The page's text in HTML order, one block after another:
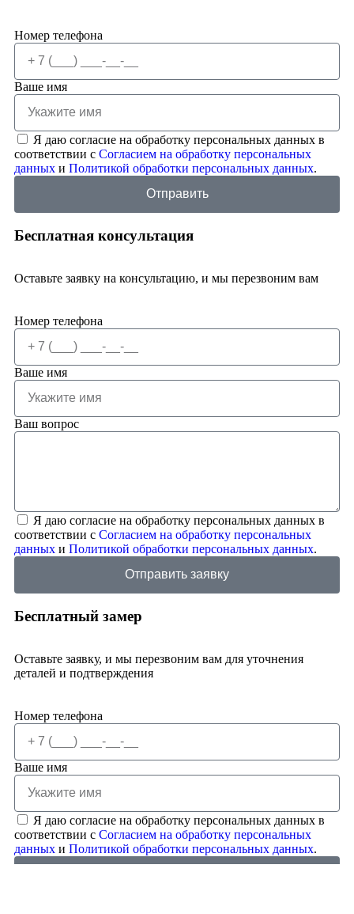
Номер телефона
Ваше имя
Я даю согласие на обработку персональных данных в
соответствии с Согласием на обработку персональных
данных и Политикой обработки персональных данных.
Отправить
Бесплатная консультация
Оставьте заявку на консультацию, и мы перезвоним вам
Номер телефона
Ваше имя
Ваш вопрос
Я даю согласие на обработку персональных данных в
соответствии с Согласием на обработку персональных
данных и Политикой обработки персональных данных.
Отправить заявку
Бесплатный замер
Оставьте заявку, и мы перезвоним вам для уточнения
деталей и подтверждения
Номер телефона
Ваше имя
Я даю согласие на обработку персональных данных в
соответствии с Согласием на обработку персональных
данных и Политикой обработки персональных данных.